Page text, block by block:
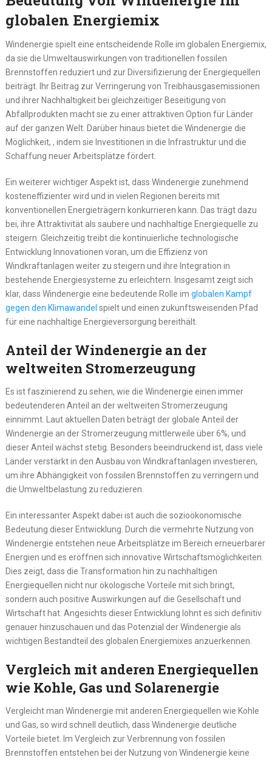
globalen Energiemix
Windenergie spielt eine entscheidende Rolle im globalen Energiemix,
da sie die Umweltauswirkungen von traditionellen fossilen
Brennstoffen reduziert und zur Diversifizierung der Energiequellen
beiträgt. Ihr Beitrag zur Verringerung von Treibhausgasemissionen
und ihrer Nachhaltigkeit bei gleichzeitiger Beseitigung von
Abfallprodukten macht sie zu einer attraktiven Option für Länder
auf der ganzen Welt. Darüber hinaus bietet die Windenergie die
Möglichkeit, , indem sie Investitionen in die Infrastruktur und die
Schaffung neuer Arbeitsplätze fördert.
Ein weiterer wichtiger Aspekt ist, dass Windenergie zunehmend
kosteneffizienter wird und in vielen Regionen bereits mit
konventionellen Energieträgern konkurrieren kann. Das trägt dazu
bei, ihre Attraktivität als saubere und nachhaltige Energiequelle zu
steigern. Gleichzeitig treibt die kontinuierliche technologische
Entwicklung Innovationen voran, um die Effizienz von
Windkraftanlagen weiter zu steigern und ihre Integration in
bestehende Energiesysteme zu erleichtern. Insgesamt zeigt sich
klar, dass Windenergie eine bedeutende Rolle im globalen Kampf
gegen den Klimawandel spielt und einen zukunftsweisenden Pfad
für eine nachhaltige Energieversorgung bereithält.
Anteil der Windenergie an der
weltweiten Stromerzeugung
Es ist faszinierend zu sehen, wie die Windenergie einen immer
bedeutenderen Anteil an der weltweiten Stromerzeugung
einnimmt. Laut aktuellen Daten beträgt der globale Anteil der
Windenergie an der Stromerzeugung mittlerweile über 6%, und
dieser Anteil wächst stetig. Besonders beeindruckend ist, dass viele
Länder verstärkt in den Ausbau von Windkraftanlagen investieren,
um ihre Abhängigkeit von fossilen Brennstoffen zu verringern und
die Umweltbelastung zu reduzieren.
Ein interessanter Aspekt dabei ist auch die sozioökonomische
Bedeutung dieser Entwicklung. Durch die vermehrte Nutzung von
Windenergie entstehen neue Arbeitsplätze im Bereich erneuerbarer
Energien und es eröffnen sich innovative Wirtschaftsmöglichkeiten.
Dies zeigt, dass die Transformation hin zu nachhaltigen
Energiequellen nicht nur ökologische Vorteile mit sich bringt,
sondern auch positive Auswirkungen auf die Gesellschaft und
Wirtschaft hat. Angesichts dieser Entwicklung lohnt es sich definitiv
genauer hinzuschauen und das Potenzial der Windenergie als
wichtigen Bestandteil des globalen Energiemixes anzuerkennen.
Vergleich mit anderen Energiequellen
wie Kohle, Gas und Solarenergie
Vergleicht man Windenergie mit anderen Energiequellen wie Kohle
und Gas, so wird schnell deutlich, dass Windenergie deutliche
Vorteile bietet. Im Vergleich zur Verbrennung von fossilen
Brennstoffen entstehen bei der Nutzung von Windenergie keine